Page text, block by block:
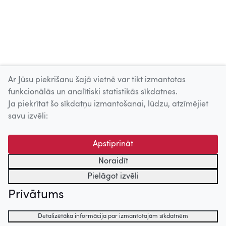
Skatīt vairāk
Uz augšu
© 2026 Nacionālais Kino centrs, Kultūras informācijas sistēmu
centrs. Sadarbības partneris: Latvijas Valsts
kinofotofonodokumentu arhīvs.
Ar Jūsu piekrišanu šajā vietnē var tikt izmantotas
funkcionālās un analītiski statistikās sīkdatnes.
Ja piekrītat šo sīkdatņu izmantošanai, lūdzu, atzīmējiet
savu izvēli:
Apstiprināt
Noraidīt
Pielāgot izvēli
Privātums
Detalizētāka informācija par izmantotajām sīkdatnēm